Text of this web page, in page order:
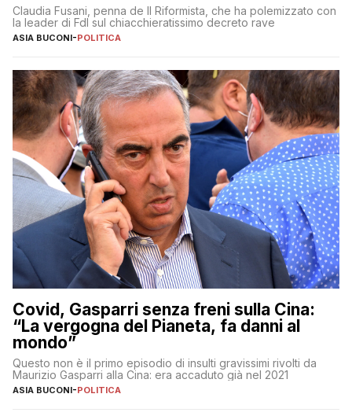
Claudia Fusani, penna de Il Riformista, che ha polemizzato con
la leader di FdI sul chiacchieratissimo decreto rave
ASIA BUCONI-POLITICA
Covid, Gasparri senza freni sulla Cina:
“La vergogna del Pianeta, fa danni al
mondo”
Questo non è il primo episodio di insulti gravissimi rivolti da
Maurizio Gasparri alla Cina: era accaduto già nel 2021
ASIA BUCONI-POLITICA